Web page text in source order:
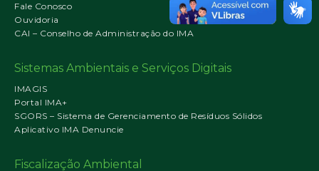
Fale Conosco
Ouvidoria
CAI – Conselho de Administração do IMA
Sistemas Ambientais e Serviços Digitais
IMAGIS
Portal IMA+
SGORS – Sistema de Gerenciamento de Resíduos Sólidos
Aplicativo IMA Denuncie
Fiscalização Ambiental